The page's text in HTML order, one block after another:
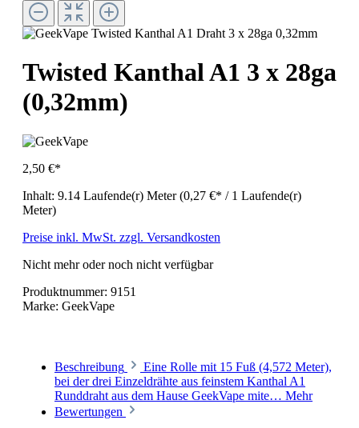
Twisted Kanthal A1 3 x 28ga
(0,32mm)
2,50 €*
Inhalt: 9.14 Laufende(r) Meter(0,27 €* / 1 Laufende(r)
Meter)
Preise inkl. MwSt. zzgl. Versandkosten
Nicht mehr oder noch nicht verfügbar
Produktnummer: 9151
Marke: GeekVape
Beschreibung
Eine Rolle mit 15 Fuß (4,572 Meter),
bei der drei Einzeldrähte aus feinstem Kanthal A1
Runddraht aus dem Hause GeekVape mite… Mehr
Bewertungen